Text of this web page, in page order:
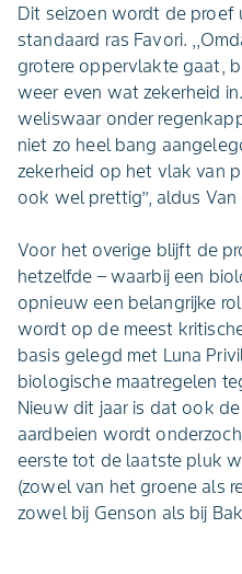
Dit seizoen wordt de proef
standaard ras Favori.
grotere oppervlakte gaat,
weer even wat zekerheid
weliswaar onder
niet zo heel bang
zekerheid op het vlak van
ook wel prettig’’, aldus
Voor het overige blijft de
hetzelfde – waarbij een
opnieuw een belangrijke
wordt op de meest
basis gelegd met Luna
biologische maatregelen
Nieuw dit jaar is dat ook
aardbeien wordt
eerste tot de laatste pluk
(zowel van het groene als
zowel bij Genson als bij